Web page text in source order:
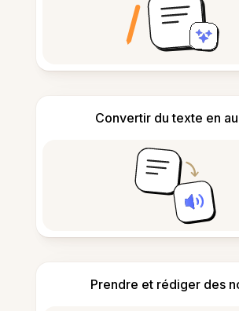
Convertir du texte en
Prendre et rédiger des